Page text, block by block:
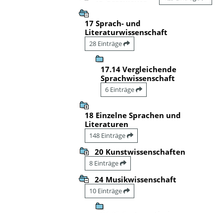
17 Sprach- und
Literaturwissenschaft
28 Einträge
17.14 Vergleichende
Sprachwissenschaft
6 Einträge
18 Einzelne Sprachen und
Literaturen
148 Einträge
20 Kunstwissenschaften
8 Einträge
24 Musikwissenschaft
10 Einträge